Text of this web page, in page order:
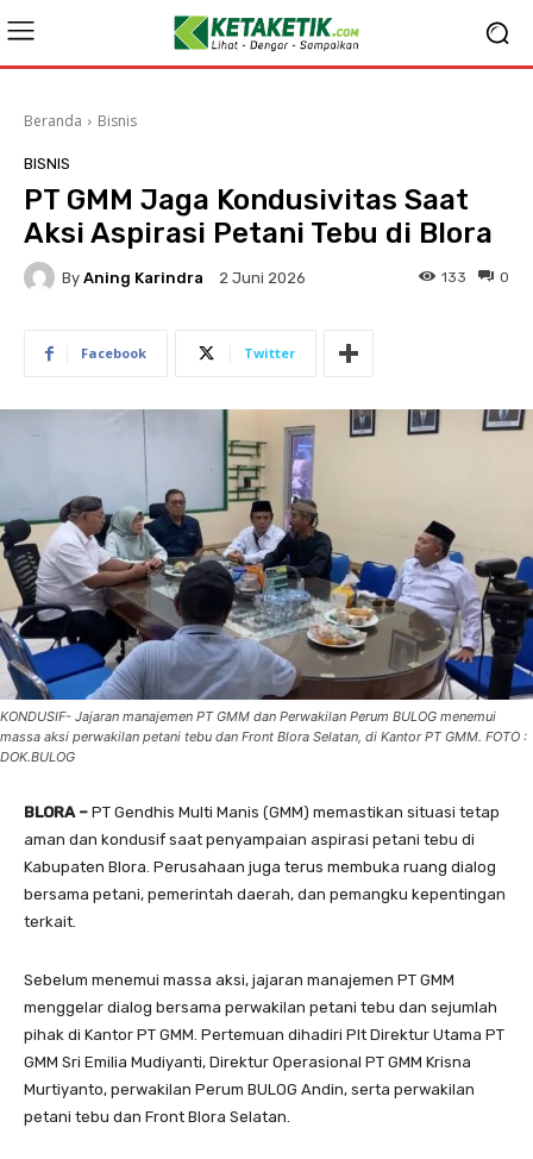
Beranda Bisnis
BISNIS
PT GMM Jaga Kondusivitas Saat
Aksi Aspirasi Petani Tebu di Blora
By Aning Karindra 2 Juni 2026 0
133
Facebook Twitter
KONDUSIF- Jajaran manajemen PT GMM dan Perwakilan Perum BULOG menemui
massa aksi perwakilan petani tebu dan Front Blora Selatan, di Kantor PT GMM. FOTO :
DOK.BULOG
BLORA – PT Gendhis Multi Manis (GMM) memastikan situasi tetap
aman dan kondusif saat penyampaian aspirasi petani tebu di
Kabupaten Blora. Perusahaan juga terus membuka ruang dialog
bersama petani, pemerintah daerah, dan pemangku kepentingan
terkait.
Sebelum menemui massa aksi, jajaran manajemen PT GMM
menggelar dialog bersama perwakilan petani tebu dan sejumlah
pihak di Kantor PT GMM. Pertemuan dihadiri Plt Direktur Utama PT
GMM Sri Emilia Mudiyanti, Direktur Operasional PT GMM Krisna
Murtiyanto, perwakilan Perum BULOG Andin, serta perwakilan
petani tebu dan Front Blora Selatan.